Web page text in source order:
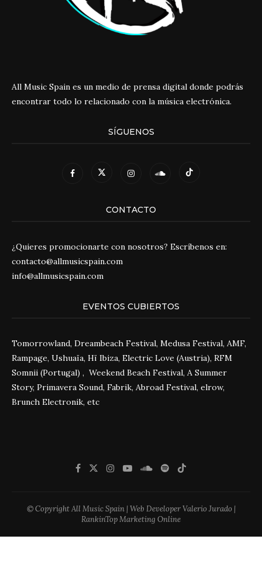
All Music Spain es un medio de prensa digital donde podrás
encontrar todo lo relacionado con la música electrónica.
SÍGUENOS
CONTACTO
¿Quieres promocionarte con nosotros? Escríbenos en:
contacto@allmusicspain.com
info@allmusicspain.com
EVENTOS CUBIERTOS
Tomorrowland, Dreambeach Festival, Medusa Festival, AMF,
Rampage, Ushuaïa, Hï Ibiza, Electric Love (Austria), RFM
Somnii (Portugal) , Weekend Beach Festival, A Summer
Story, Primavera Sound, Fabrik, Abroad Festival, elrow,
Brunch Electronik, etc
© Copyright All Music Spain | Web Developer Valerio Jurado |
RankinTop Marketing Online